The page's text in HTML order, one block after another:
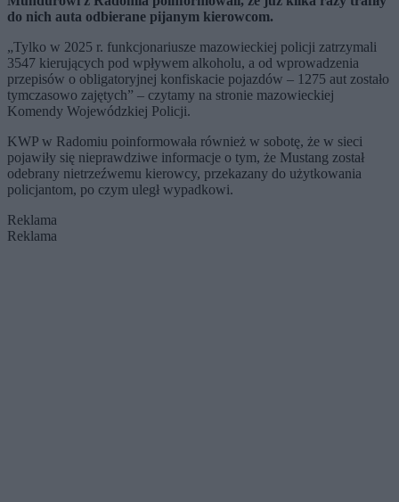
do nich auta odbierane pijanym kierowcom.
„Tylko w 2025 r. funkcjonariusze mazowieckiej policji zatrzymali
3547 kierujących pod wpływem alkoholu, a od wprowadzenia
przepisów o obligatoryjnej konfiskacie pojazdów – 1275 aut zostało
tymczasowo zajętych” – czytamy na stronie mazowieckiej
Komendy Wojewódzkiej Policji.
KWP w Radomiu poinformowała również w sobotę, że w sieci
pojawiły się nieprawdziwe informacje o tym, że Mustang został
odebrany nietrzeźwemu kierowcy, przekazany do użytkowania
policjantom, po czym uległ wypadkowi.
Reklama
Reklama